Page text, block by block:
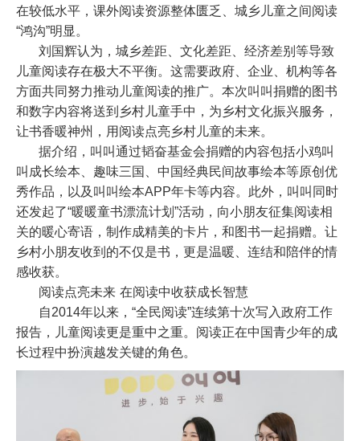
在较低水平，课外阅读资源整体匮乏、城乡儿童之间阅读
“鸿沟”明显。
刘国辉认为，城乡差距、文化差距、经济差别等导致
儿童阅读存在极大不平衡。这需要政府、企业、机构等各
方面共同努力推动儿童阅读的推广。本次叫叫捐赠的图书
和数字内容将送到乡村儿童手中，为乡村文化振兴服务，
让书香暖神州，用阅读点亮乡村儿童的未来。
据介绍，叫叫通过韬奋基金会捐赠的内容包括小鸡叫
叫成长绘本、趣味三国、中国经典民间故事绘本等原创优
秀作品，以及叫叫绘本APP年卡等内容。此外，叫叫同时
还发起了“暖暖童书漂流计划”活动，向小朋友征集阅读相
关的暖心寄语，制作成精美的卡片，和图书一起捐赠。让
乡村小朋友收到的不仅是书，更是温暖、连结和陪伴的情
感收获。
阅读点亮未来 在阅读中收获成长智慧
自2014年以来， “全民阅读”连续第十次写入政府工作
报告，儿童阅读更是重中之重。阅读正在中国青少年的成
长过程中扮演越发关键的角色。